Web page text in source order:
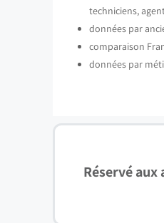
techniciens,
données par
comparaison
données par
Réservé aux